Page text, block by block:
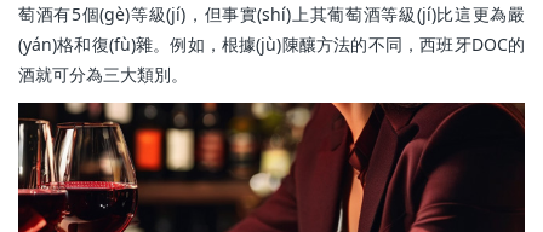
萄酒有5個(gè)等級(jí)，但事實(shí)上其葡萄酒等級(jí)比這更為嚴
(yán)格和復(fù)雜。例如，根據(jù)陳釀方法的不同，西班牙DOC的
酒就可分為三大類別。